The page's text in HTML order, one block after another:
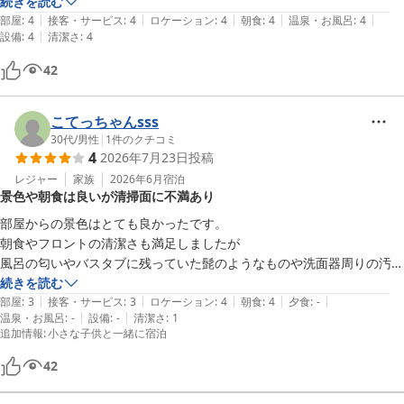
部屋: 4 | 接客・サービス: 4 | ロケーション: 4 | 朝食: 4 | 温泉・お風呂: 4 |
設備: 4 | 清潔さ: 4
42
こてっちゃんsss
30代/男性 | 1件のクチコミ
4 2026年7月23日投稿
レジャー 家族 2026年6月宿泊
景色や朝食は良いが清掃面に不満あり
部屋からの景色はとても良かったです。
朝食やフロントの清潔さも満足しましたが
風呂の匂いやバスタブに残っていた髭のようなものや洗面器周りの汚れ
が少し不快でした。
続きを読む
部屋: 3 | 接客・サービス: 3 | ロケーション: 4 | 朝食: 4 | 夕食: - |
温泉・お風呂: - | 設備: - | 清潔さ: 1
追加情報:小さな子供と一緒に宿泊
42